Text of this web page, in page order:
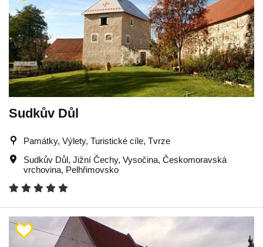
Sudkův Důl
Památky, Výlety, Turistické cíle, Tvrze
Sudkův Důl, Jižní Čechy, Vysočina, Českomoravská
vrchovina, Pelhřimovsko